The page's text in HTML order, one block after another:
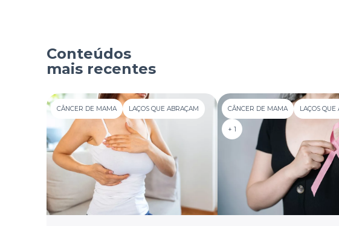
Conteúdos
mais recentes
CÂNCER DE MAMA LAÇOS QUE ABRAÇAM CÂNCER DE MAMA LAÇOS QUE
+ 1